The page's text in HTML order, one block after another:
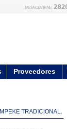
Proveedores
TRADICIONAL.